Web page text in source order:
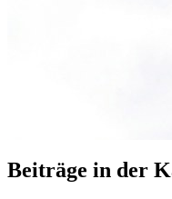
Beiträge in der